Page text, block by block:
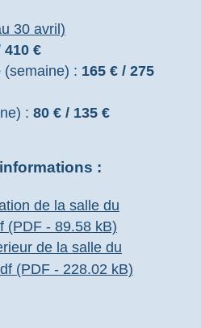
30 avril)
410 €
(semaine) : 165 € / 275
: 80 € / 135 €
:
de la salle du
(PDF - 89.58 kB)
de la salle du
(PDF - 228.02 kB)